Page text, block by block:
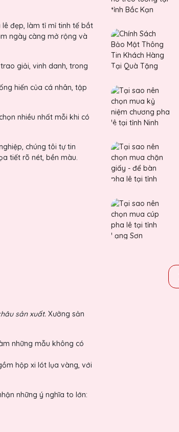
đẹp, làm tỉ mỉ tinh tế bắt
ngày càng mở rộng và
giải, vinh danh, trong
hiến của cá nhân, tập
nhiều nhất mỗi khi có
chúng tôi tự tin
tiết rõ nét, bền màu.
sản xuất. Xưởng sản
những mẫu không có
hộp xi lót lụa vàng, với
những ý nghĩa to lớn: